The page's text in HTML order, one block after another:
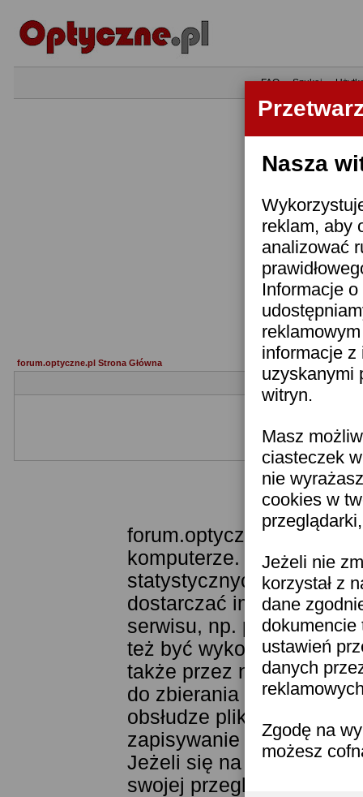
Nasza
reklam, aby
analizować
Informacje
informacje z
uzyskanymi
witryn.
Masz
ciasteczek
nie
cookies w
Jeżeli nie
korzystał z
dane
dokumencie
ustawień
danych
Zgodę na
możesz
•FAQ•Szukaj•
forum.optyczne.pl Strona Główna
Jeżeli nie jesteś
forum.optyczne.pl
komputerze.
statystycznych. Pozwala
dostarczać im
serwisu, np. poprzez
też być wykorzystywane
także przez narzędzie
do zbierania statystyk.
obsłudze plików cookies
zapisywanie ich w
Jeżeli się na to nie
swojej przeglądarki.